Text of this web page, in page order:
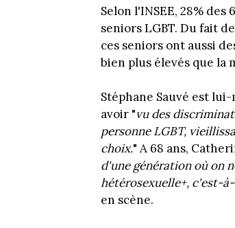
Selon l'INSEE, 28%
seniors LGBT. Du fait
ces seniors ont aussi
bien plus élevés que la
Stéphane Sauvé est lui-
avoir "vu des
personne LGBT,
choix." A 68 ans,
d'une génération où on
hétérosexuelle+, c'est-
en scène.